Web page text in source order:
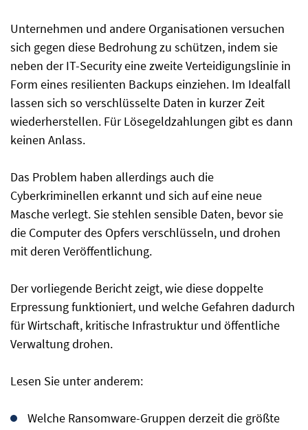
Unternehmen und andere Organisationen versuchen
sich gegen diese Bedrohung zu schützen, indem sie
neben der IT-Security eine zweite Verteidigungslinie in
Form eines resilienten Backups einziehen. Im Idealfall
lassen sich so verschlüsselte Daten in kurzer Zeit
wiederherstellen. Für Lösegeldzahlungen gibt es dann
keinen Anlass.
Das Problem haben allerdings auch die
Cyberkriminellen erkannt und sich auf eine neue
Masche verlegt. Sie stehlen sensible Daten, bevor sie
die Computer des Opfers verschlüsseln, und drohen
mit deren Veröffentlichung.
Der vorliegende Bericht zeigt, wie diese doppelte
Erpressung funktioniert, und welche Gefahren dadurch
für Wirtschaft, kritische Infrastruktur und öffentliche
Verwaltung drohen.
Lesen Sie unter anderem:
Welche Ransomware-Gruppen derzeit die größte